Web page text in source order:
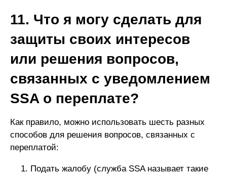
11. Что я могу сделать для
защиты своих интересов
или решения вопросов,
связанных с уведомлением
SSA о переплате?
Как правило, можно использовать шесть разных
способов для решения вопросов, связанных с
переплатой:
Подать жалобу (служба SSA называет такие